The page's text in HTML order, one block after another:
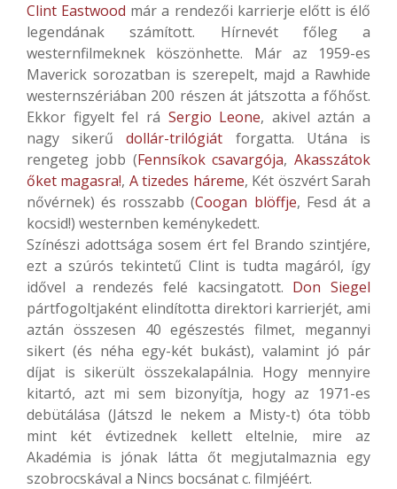
Clint Eastwood már a rendezői karrierje előtt is élő
legendának számított. Hírnevét főleg a
westernfilmeknek köszönhette. Már az 1959-es
Maverick sorozatban is szerepelt, majd a Rawhide
westernszériában 200 részen át játszotta a főhőst.
Ekkor figyelt fel rá Sergio Leone, akivel aztán a
nagy sikerűdollár-trilógiát forgatta. Utána is
rengeteg jobb (Fennsíkok csavargója, Akasszátok
őket magasra!, A tizedes háreme, Két öszvért Sarah
nővérnek) és rosszabb (Coogan blöffje, Fesd át a
kocsid!) westernben keménykedett.
Színészi adottsága sosem ért fel Brando szintjére,
ezt a szúrós tekintetű Clint is tudta magáról, így
idővel a rendezés felé kacsingatott. Don Siegel
pártfogoltjaként elindította direktori karrierjét, ami
aztán összesen 40 egészestés filmet, megannyi
sikert (és néha egy-két bukást), valamint jó pár
díjat is sikerült összekalapálnia. Hogy mennyire
kitartó, azt mi sem bizonyítja, hogy az 1971-es
debütálása (Játszd le nekem a Misty-t) óta több
mint két évtizednek kellett eltelnie, mire az
Akadémia is jónak látta őt megjutalmaznia egy
szobrocskával a Nincs bocsánat c. filmjéért.